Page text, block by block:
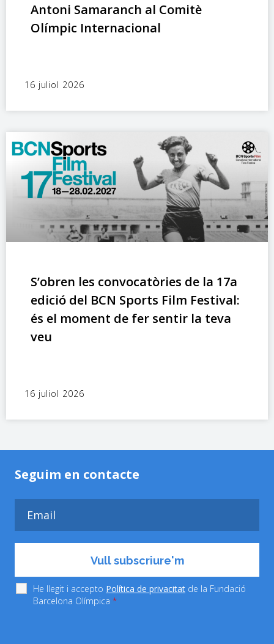
Antoni Samaranch al Comitè
Olímpic Internacional
16 juliol 2026
S’obren les convocatòries de la 17a
edició del BCN Sports Film Festival:
és el moment de fer sentir la teva
veu
16 juliol 2026
Seguim en contacte
He llegit i accepto Política de privacitat de la Fundació
Barcelona Olímpica *